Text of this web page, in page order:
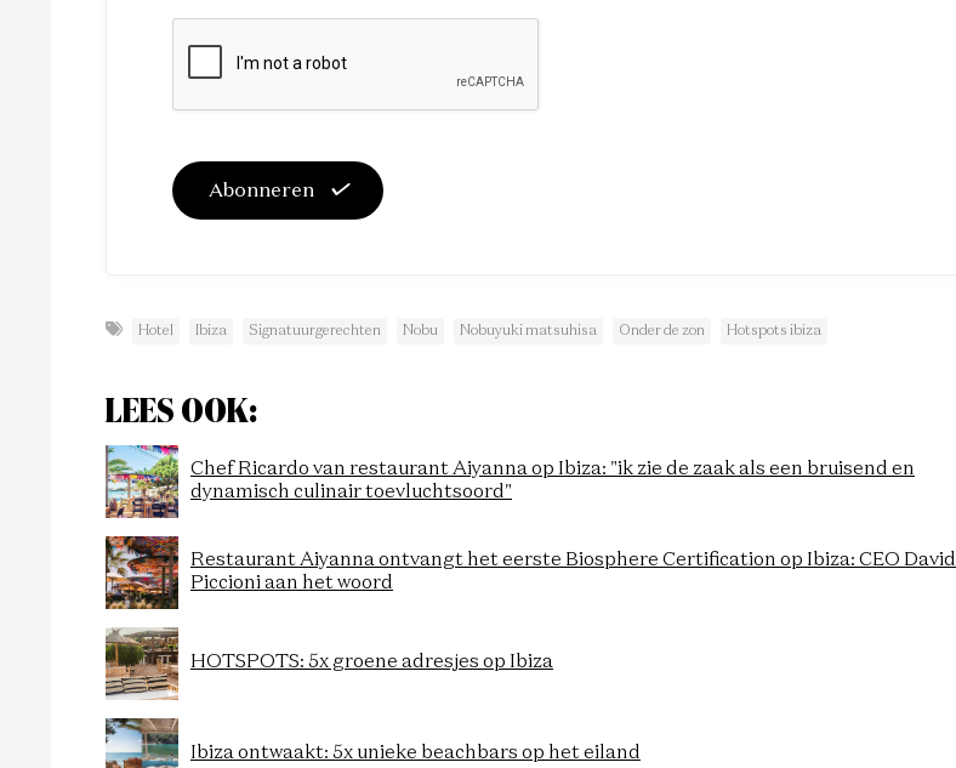
Abonneren
Hotel Ibiza Signatuurgerechten Nobu Nobuyuki matsuhisa Onder de zon Hotspots ibiza
LEES OOK:
Chef Ricardo van restaurant Aiyanna op Ibiza: "ik zie de zaak als een bruisend en
dynamisch culinair toevluchtsoord"
Restaurant Aiyanna ontvangt het eerste Biosphere Certification op Ibiza: CEO David
Piccioni aan het woord
HOTSPOTS: 5x groene adresjes op Ibiza
Ibiza ontwaakt: 5x unieke beachbars op het eiland